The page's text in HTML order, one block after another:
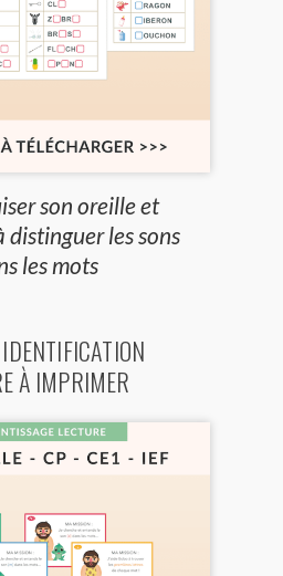
son oreille et
distinguer les sons
les mots
À IMPRIMER